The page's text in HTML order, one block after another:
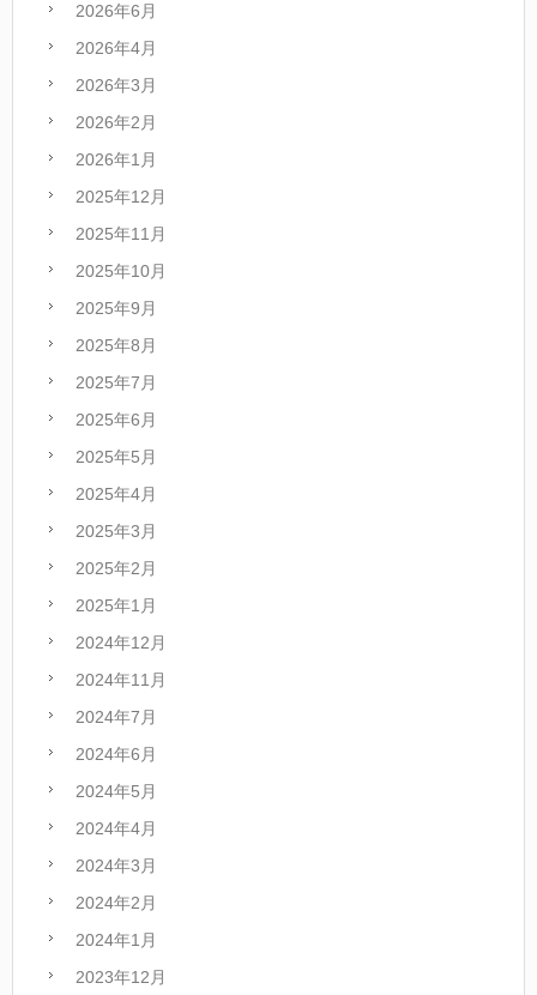
2026年6月
2026年4月
2026年3月
2026年2月
2026年1月
2025年12月
2025年11月
2025年10月
2025年9月
2025年8月
2025年7月
2025年6月
2025年5月
2025年4月
2025年3月
2025年2月
2025年1月
2024年12月
2024年11月
2024年7月
2024年6月
2024年5月
2024年4月
2024年3月
2024年2月
2024年1月
2023年12月